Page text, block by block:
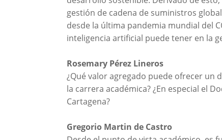
gestión de cadena de suministros
desde la última pandemia mundial del
inteligencia artificial puede tener en la
Rosemary Pérez Lineros
¿Qué valor agregado puede ofrecer un
la carrera académica? ¿En especial el
Cartagena?
Gregorio Martin de Castro